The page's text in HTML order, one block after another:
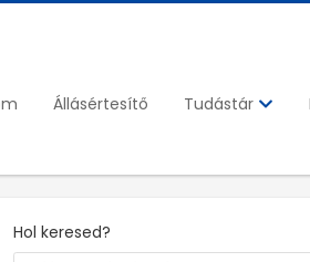
Állásértesítő Tudástár
Hol keresed?